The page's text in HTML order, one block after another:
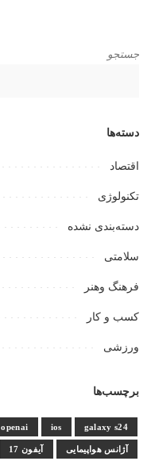
جستجو
دسته‌ها
اقتصاد
تکنولوژی
دسته‌بندی نشده
سلامتی
فرهنگ وهنر
کسب و کار
ورزشی
برچسب‌ها
galaxy s24
ios
openai
آژانس هواپیمایی آیفون 17